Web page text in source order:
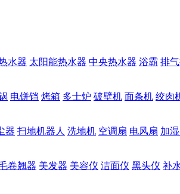
水器 太阳能热水器 中央热水器 浴霸 排
电饼铛 烤箱 多士炉 破壁机 面条机 绞肉
器 扫地机器人 洗地机 空调扇 电风扇 加
卷翘器 美发器 美容仪 洁面仪 黑头仪 补